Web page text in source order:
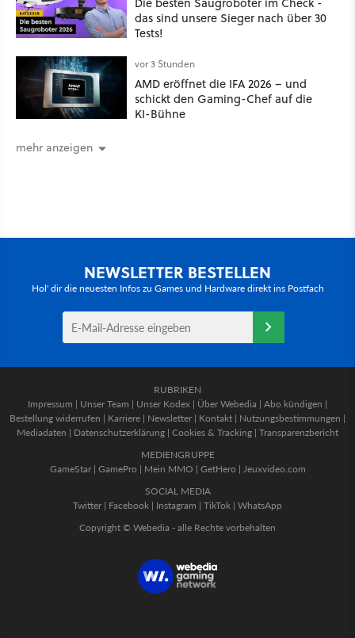
das sind unsere Sieger nach über 30
Tests!
vor 3 Stunden
AMD eröffnet die IFA 2026 – und
schickt den Gaming-Chef auf die
KI-Bühne
mehr anzeigen
NEWSLETTER BESTELLEN
Hol' dir die neuesten Infos zu Games und Hardware direkt ins Postfach
RUBRIKEN
Impressum | Unser Team | Unser Kodex | Über Webedia | Abo kündigen |
Bestellung widerrufen | Karriere | Newsletter | Kontakt | Nutzungsbestimmungen |
Mediadaten | Datenschutzerklärung | Cookies & Tracking | Transparenzbericht
MEDIENGRUPPE
GameStar| GamePro | Mein MMO | GetHero | Jeuxvideo.com
SOCIAL MEDIA
Twitter | Facebook | Instagram | TikTok | WhatsApp
Copyright © Webedia - alle Rechte vorbehalten